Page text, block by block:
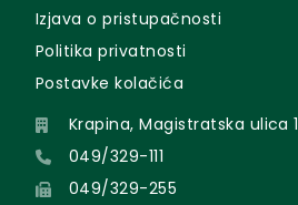
Izjava o pristupačnosti
Politika privatnosti
Postavke kolačića
Krapina, Magistratska ulica 1
049/329-111
049/329-255